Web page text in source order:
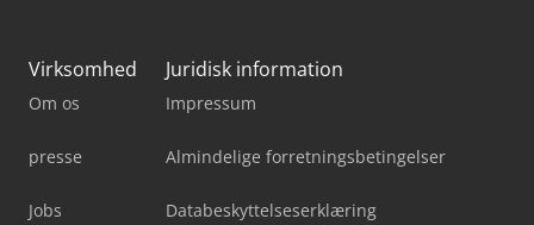
Virksomhed
Om os
presse
Jobs
Juridisk information
Impressum
Almindelige forretningsbetingelser
Databeskyttelseserklæring